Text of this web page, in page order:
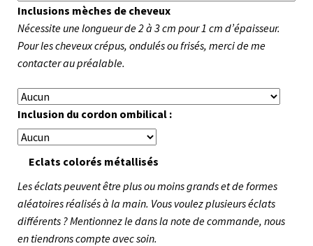
Inclusions mèches de cheveux
Nécessite une longueur de 2 à 3 cm pour 1 cm d’épaisseur.
Pour les cheveux crépus, ondulés ou frisés, merci de me
contacter au préalable.
Inclusion du cordon ombilical :
Eclats colorés métallisés
Les éclats peuvent être plus ou moins grands et de formes
aléatoires réalisés à la main. Vous voulez plusieurs éclats
différents ? Mentionnez le dans la note de commande, nous
en tiendrons compte avec soin.